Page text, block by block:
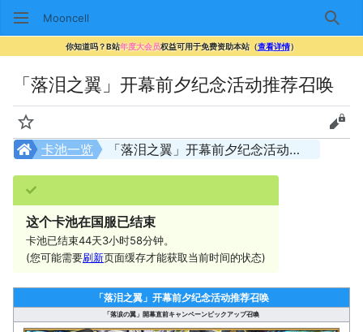
Mooncell 搜索
你知道吗？B站年度大会员权益可用于免费资助本站（查看详情）
「落泪之翼」开幕前夕纪念活动推荐召唤
监视 查看
「落泪之翼」开幕前夕纪念活动推荐召唤
卡池一览
这个卡池在国服已结束
卡池已结束44天3小时58分钟。
(您可能需要刷新页面缓存才能获取当前时间的状态)
「落泪之翼」开幕前夕纪念活动推荐召唤
「落涙の翼」開幕直前キャンペーンピックアップ召喚